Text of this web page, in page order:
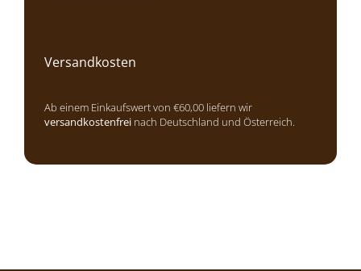
Versandkosten
Ab einem Einkaufswert von €60,00 liefern wir
versandkostenfrei nach Deutschland und Österreich.